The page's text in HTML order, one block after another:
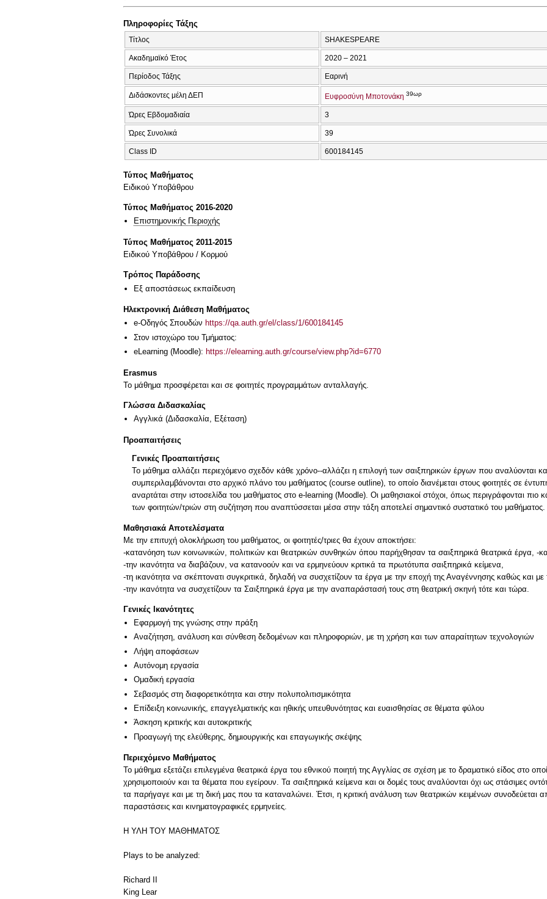
Πληροφορίες Τάξης
Τίτλος SHAKESPEARE
Ακαδημαϊκό Έτος 2020 – 2021
Περίοδος Τάξης Εαρινή
Διδάσκοντες μέλη ΔΕΠ Ευφροσύνη Μποτονάκη 39ωρ
Ώρες Εβδομαδιαία 3
Ώρες Συνολικά 39
Class ID 600184145
Τύπος Μαθήματος
Ειδικού Υποβάθρου
Τύπος Μαθήματος 2016-2020
Επιστημονικής Περιοχής
Τύπος Μαθήματος 2011-2015
Ειδικού Υποβάθρου / Κορμού
Τρόπος Παράδοσης
Eξ απoστάσεως εκπαίδευση
Ηλεκτρονική Διάθεση Μαθήματος
e-Οδηγός Σπουδών https://qa.auth.gr/el/class/1/600184145
Στον ιστοχώρο του Τμήματος:
eLearning (Moodle): https://elearning.auth.gr/course/view.php?id=6770
Erasmus
Το μάθημα προσφέρεται και σε φοιτητές προγραμμάτων ανταλλαγής.
Γλώσσα Διδασκαλίας
Αγγλικά (Διδασκαλία, Εξέταση)
Προαπαιτήσεις
Γενικές Προαπαιτήσεις
Το μάθημα αλλάζει περιεχόμενο σχεδόν κάθε χρόνο--αλλάζει η επιλογή των σαιξπηρικών έργων που αναλύονται
συμπεριλαμβάνονται στο αρχικό πλάνο του μαθήματος (course outline), το οποίο διανέμεται στους φοιτητές σε
αναρτάται στην ιστοσελίδα του μαθήματος στο e-learning (Moodle). Οι μαθησιακοί στόχοι, όπως περιγράφονται πιο
των φοιτητών/τριών στη συζήτηση που αναπτύσσεται μέσα στην τάξη αποτελεί σημαντικό συστατικό του μαθήματος.
Μαθησιακά Αποτελέσματα
Με την επιτυχή ολοκλήρωση του μαθήματος, οι φοιτητές/τριες θα έχουν αποκτήσει:
-κατανόηση των κοινωνικών, πολιτικών και θεατρικών συνθηκών όπου παρήχθησαν τα σαιξπηρικά θεατρικά έργα, -
-την ικανότητα να διαβάζουν, να κατανοούν και να ερμηνεύουν κριτικά τα πρωτότυπα σαιξπηρικά κείμενα,
-τη ικανότητα να σκέπτονατι συγκριτικά, δηλαδή να συσχετίζουν τα έργα με την εποχή της Αναγέννησης καθώς και με
-την ικανότητα να συσχετίζουν τα Σαιξπηρικά έργα με την αναπαράστασή τους στη θεατρική σκηνή τότε και τώρα.
Γενικές Ικανότητες
Εφαρμογή της γνώσης στην πράξη
Αναζήτηση, ανάλυση και σύνθεση δεδομένων και πληροφοριών, με τη χρήση και των απαραίτητων τεχνολογιών
Λήψη αποφάσεων
Αυτόνομη εργασία
Ομαδική εργασία
Σεβασμός στη διαφορετικότητα και στην πολυπολιτισμικότητα
Επίδειξη κοινωνικής, επαγγελματικής και ηθικής υπευθυνότητας και ευαισθησίας σε θέματα φύλου
Άσκηση κριτικής και αυτοκριτικής
Προαγωγή της ελεύθερης, δημιουργικής και επαγωγικής σκέψης
Περιεχόμενο Μαθήματος
Το μάθημα εξετάζει επιλεγμένα θεατρικά έργα του εθνικού ποιητή της Αγγλίας σε σχέση με το δραματικό είδος στο
χρησιμοποιούν και τα θέματα που εγείρουν. Τα σαιξπηρικά κείμενα και οι δομές τους αναλύονται όχι ως στάσιμες
τα παρήγαγε και με τη δική μας που τα καταναλώνει. Έτσι, η κριτική ανάλυση των θεατρικών κειμένων συνοδεύεται
παραστάσεις και κινηματογραφικές ερμηνείες.
Η ΥΛΗ ΤΟΥ ΜΑΘΗΜΑΤΟΣ
Plays to be analyzed:
Richard II
King Lear